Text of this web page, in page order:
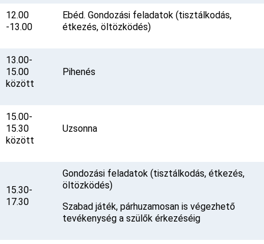
12.00
-13.00
Ebéd. Gondozási feladatok (tisztálkodás,
étkezés, öltözködés)
13.00-
15.00
között
Pihenés
15.00-
15.30
között
Uzsonna
15.30-
17.30
Gondozási feladatok (tisztálkodás, étkezés,
öltözködés)
Szabad játék, párhuzamosan is végezhető
tevékenység a szülők érkezéséig